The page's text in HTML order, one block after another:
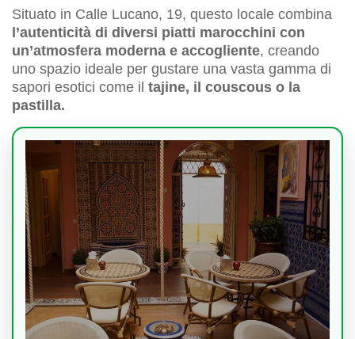
Situato in Calle Lucano, 19, questo locale combina
l’autenticità di diversi piatti marocchini con
un’atmosfera moderna e accogliente, creando
uno spazio ideale per gustare una vasta gamma di
sapori esotici come il tajine, il couscous o la
pastilla.